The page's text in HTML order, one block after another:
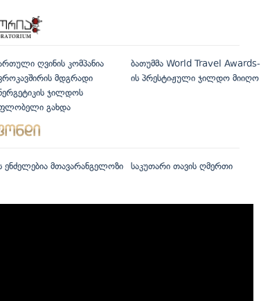
ღვინის კომპანია
მდგრადი
ჯილდოს
გახდა
ბათუმმა World Travel Awards-
ის პრესტიჟული ჯილდო მიიღო
ენძელებია მთავარანგელოზი საკუთარი თავის ღმერთი